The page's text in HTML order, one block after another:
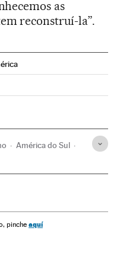
as
reconstruí-la”.
Instagram
en Facebook
América do Sul
pinche aquí